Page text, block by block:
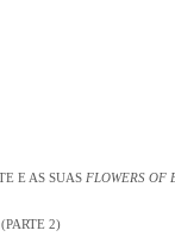
E AS SUAS FLOWERS OF
2)